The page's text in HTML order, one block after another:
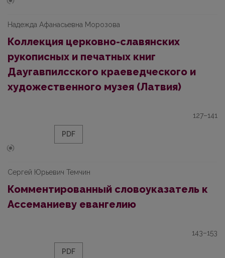
Надежда Афанасьевна Морозова
Коллекция церковно-славянских
рукописных и печатных книг
Даугавпилсского краеведческого и
художественного музея (Латвия)
127–141
PDF
Сергей Юрьевич Темчин
Комментированный словоуказатель к
Ассеманиеву евангелию
143–153
PDF